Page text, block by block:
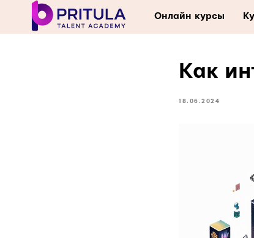
Онлайн курсы
Как
18.06.2024